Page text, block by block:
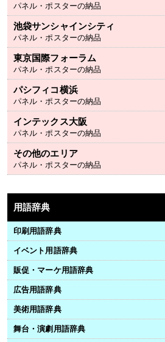
パネル・ポスターの納品
池袋サンシャインシティ
パネル・ポスターの納品
東京国際フォーラム
パネル・ポスターの納品
パシフィコ横浜
パネル・ポスターの納品
インテックス大阪
パネル・ポスターの納品
その他のエリア
パネル・ポスターの納品
用語辞典
印刷用語辞典
イベント用語辞典
販促・マーケ用語辞典
広告用語辞典
美術用語辞典
舞台・演劇用語辞典